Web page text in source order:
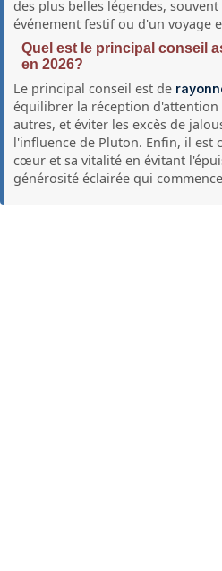
des plus belles légendes,
événement festif ou d'un voyage
Quel est le principal conseil
en 2026?
Le principal conseil est de
équilibrer la réception d'attention
autres, et éviter les excès de
l'influence de Pluton. Enfin, il est
cœur et sa vitalité en évitant
générosité éclairée qui